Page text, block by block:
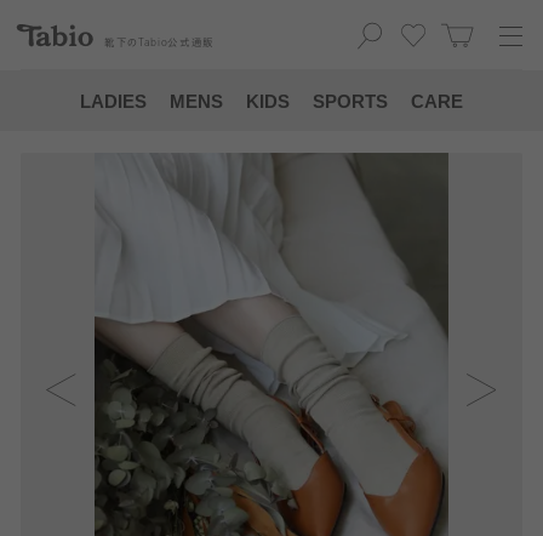
靴下の Tabio 公式通販
LADIES MENS KIDS SPORTS CARE